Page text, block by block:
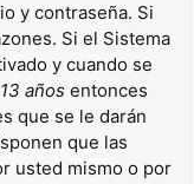
y contraseña. Si
Si el Sistema
y cuando se
años entonces
que se le darán
que las
usted mismo o por